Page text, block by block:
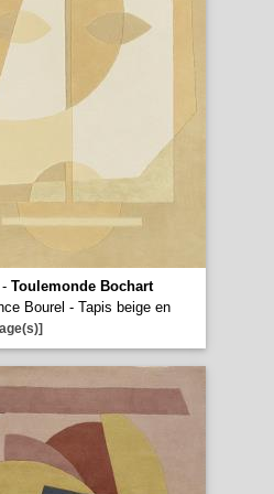
Toulemonde Bochart
Bourel - Tapis beige en